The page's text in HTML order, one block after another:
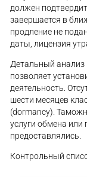
должен
завершается в
продление не
даты, лицензия
Детальный анализ
позволяет
деятельность.
шести месяцев
(dormancy).
услуги обмена или
предоставлялись.
Контрольный